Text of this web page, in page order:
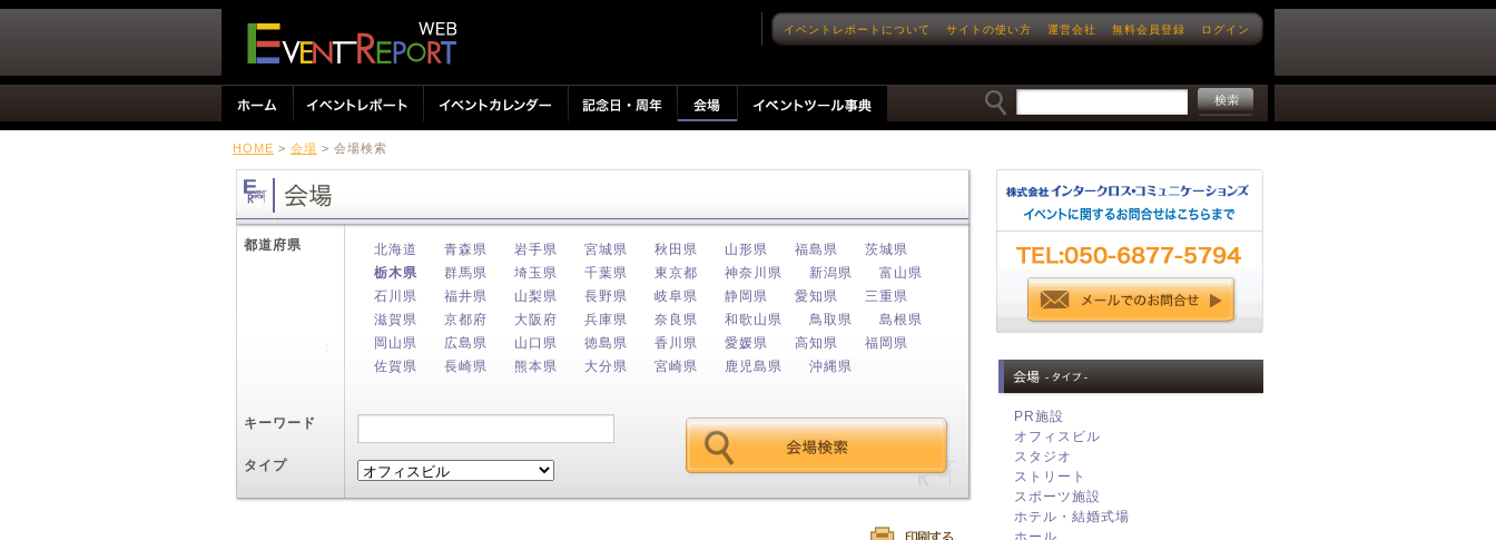
イベントレポートについて サイトの使い方 運営会社 無料会員登録 ログイン
HOME > 会場 > 会場検索
都道府県 北海道 青森県 岩手県 宮城県 秋田県 山形県 福島県
茨城県
栃木県
群馬県 埼玉県 千葉県 東京都 神奈川県 新潟県
富山県
石川県
福井県 山梨県 長野県 岐阜県 静岡県 愛知県
三重県
滋賀県
京都府 大阪府 兵庫県 奈良県 和歌山県 鳥取県
島根県
岡山県
広島県 山口県 徳島県 香川県 愛媛県 高知県
福岡県
佐賀県
長崎県 熊本県 大分県 宮崎県 鹿児島県 沖縄県
キーワード
タイプ
PR施設
オフィスビル
スタジオ
ストリート
スポーツ施設
ホテル・結婚式場
ホール